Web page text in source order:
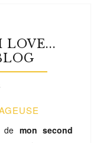
LOVE...
de mon second